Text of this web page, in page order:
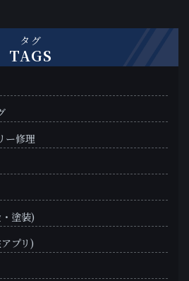
タグ
TAGS
ー修理
塗装)
プリ)